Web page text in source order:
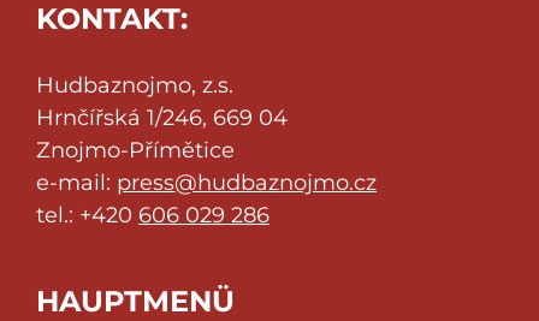
KONTAKT:
Hudbaznojmo, z.s.
Hrnčířská 1/246, 669 04
Znojmo-Přímětice
e-mail: press@hudbaznojmo.cz
tel.: +420 606 029 286
HAUPTMENÜ